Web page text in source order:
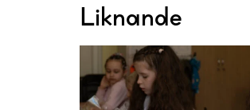
Liknande